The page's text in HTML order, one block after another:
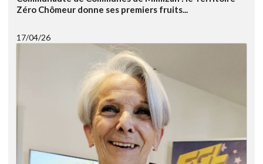
Zéro Chômeur donne ses premiers fruits...
17/04/26